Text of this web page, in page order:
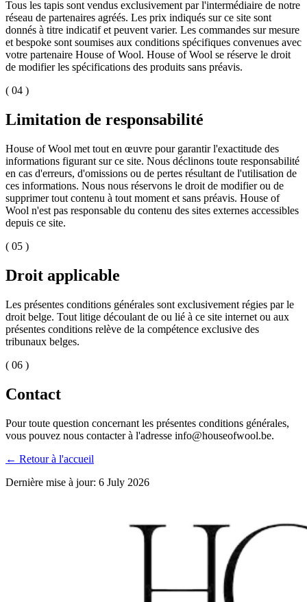
Tous les tapis sont vendus exclusivement par l'intermédiaire de notre
réseau de partenaires agréés. Les prix indiqués sur ce site sont
donnés à titre indicatif et peuvent varier. Les commandes sur mesure
et bespoke sont soumises aux conditions spécifiques convenues avec
votre partenaire House of Wool. House of Wool se réserve le droit
de modifier les spécifications des produits sans préavis.
( 04 )
Limitation de responsabilité
House of Wool met tout en œuvre pour garantir l'exactitude des
informations figurant sur ce site. Nous déclinons toute responsabilité
en cas d'erreurs, d'omissions ou de pertes résultant de l'utilisation de
ces informations. Nous nous réservons le droit de modifier ou de
supprimer tout contenu à tout moment et sans préavis. House of
Wool n'est pas responsable du contenu des sites externes accessibles
depuis ce site.
( 05 )
Droit applicable
Les présentes conditions générales sont exclusivement régies par le
droit belge. Tout litige découlant de ou lié à ce site internet ou aux
présentes conditions relève de la compétence exclusive des
tribunaux belges.
( 06 )
Contact
Pour toute question concernant les présentes conditions générales,
vous pouvez nous contacter à l'adresse info@houseofwool.be.
← Retour à l'accueil
Dernière mise à jour: 6 July 2026